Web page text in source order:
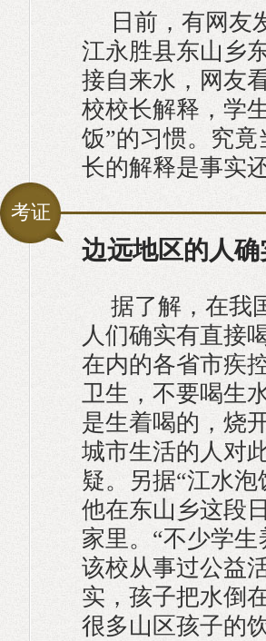
日前，有网友
江永胜县东山乡
接自来水，网友
校校长解释，学
饭”的习惯。究
长的解释是事实
考证
边远地区的人
据了解，在我
人们确实有直接
在内的各省市疾
卫生，不要喝生
是生着喝的，烧
城市生活的人对
疑。另据“江水
他在东山乡这段
家里。“不少学
该校从事过公益
实，孩子把水倒
很多山区孩子的